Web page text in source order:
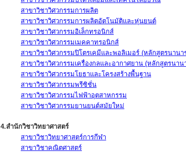
สาขาวิชาวิศวกรรมการผลิต
สาขาวิชาวิศวกรรมการผลิตอัตโนมัติและหุ่นยนต์
สาขาวิชาวิศวกรรมอิเล็กทรอนิกส์
สาขาวิชาวิศวกรรมเมคคาทรอนิกส์
สาขาวิชาวิศวกรรมปิโตรเคมีและพอลิเมอร์ (หลักสูตรนานา
สาขาวิชาวิศวกรรมเครื่องกลและอากาศยาน (หลักสูตรนาน
สาขาวิชาวิศวกรรมโยธาและโครงสร้างพื้นฐาน
สาขาวิชาวิศวกรรมพรีซิชั่น
สาขาวิชาวิศวกรรมไฟฟ้าอุตสาหกรรม
สาขาวิชาวิศวกรรมยานยนต์สมัยใหม่
4.สำนักวิชาวิทยาศาสตร์
สาขาวิชาวิทยาศาสตร์การกีฬา
สาขาวิชาคณิตศาสตร์